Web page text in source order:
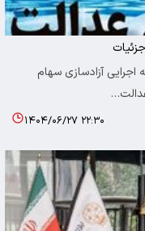
آزادسازی سهام
۱۴۰۴/۰۶/۲۷ ۲۲:۳۰